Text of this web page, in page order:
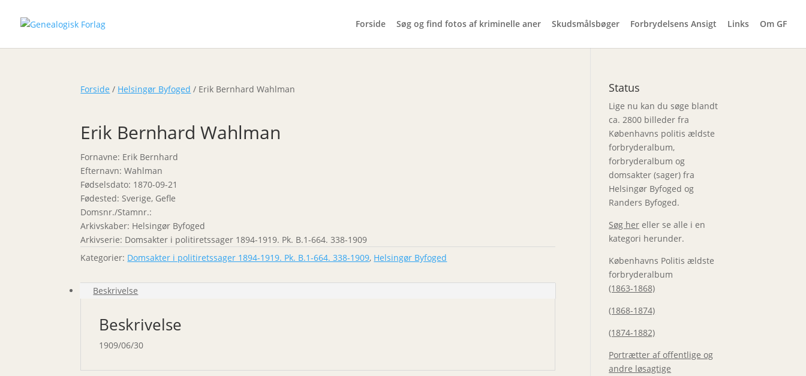
Forside Søg og find fotos af kriminelle aner Skudsmålsbøger Forbrydelsens Ansigt Links Om GF
Forside / Helsingør Byfoged / Erik Bernhard Wahlman
Erik Bernhard Wahlman
Fornavne: Erik Bernhard
Efternavn: Wahlman
Fødselsdato: 1870-09-21
Fødested: Sverige, Gefle
Domsnr./Stamnr.:
Arkivskaber: Helsingør Byfoged
Arkivserie: Domsakter i politiretssager 1894-1919. Pk. B.1-664. 338-1909
Kategorier: Domsakter i politiretssager 1894-1919. Pk. B.1-664. 338-1909, Helsingør Byfoged
Beskrivelse
Beskrivelse
1909/06/30
Status
Lige nu kan du søge blandt
ca. 2800 billeder fra
Københavns politis ældste
forbryderalbum,
forbryderalbum og
domsakter (sager) fra
Helsingør Byfoged og
Randers Byfoged.
Søg her eller se alle i en
kategori herunder.
Københavns Politis ældste
forbryderalbum
(1863-1868)
(1868-1874)
(1874-1882)
Portrætter af offentlige og
andre løsagtige